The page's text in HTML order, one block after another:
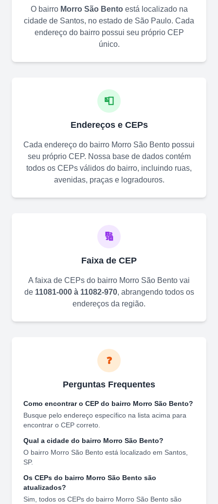
O bairro Morro São Bentoestá localizado na
cidade de Santos, no estado de São Paulo. Cada
endereço do bairro possui seu próprio CEP
único.
📮
Endereços e CEPs
Cada endereço do bairro Morro São Bento possui
seu próprio CEP. Nossa base de dados contém
todos os CEPs válidos do bairro, incluindo ruas,
avenidas, praças e logradouros.
🔢
Faixa de CEP
A faixa de CEPs do bairro Morro São Bento vai
de 11081-000 à 11082-970, abrangendo todos os
endereços da região.
❓
Perguntas Frequentes
Como encontrar o CEP do bairro Morro São Bento?
Busque pelo endereço específico na lista acima para
encontrar o CEP correto.
Qual a cidade do bairro Morro São Bento?
O bairro Morro São Bento está localizado em Santos
SP.
Os CEPs do bairro Morro São Bento são
atualizados?
Sim, todos os CEPs do bairro Morro São Bento são